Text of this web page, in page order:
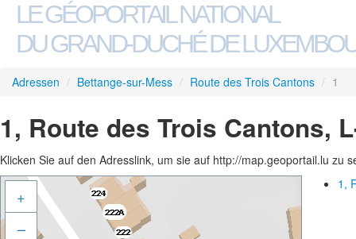
LE GÉOPORTAIL NATIONAL
DU GRAND-DUCHÉ DE
Adressen / Bettange-sur-Mess / Route des Trois Cantons / 1
1, Route des Trois Cantons,
Klicken Sie auf den Adresslink, um sie auf http://map.geoportail.lu zu
+
–
1,